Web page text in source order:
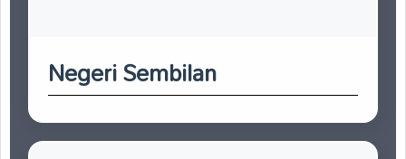
Negeri Sembilan